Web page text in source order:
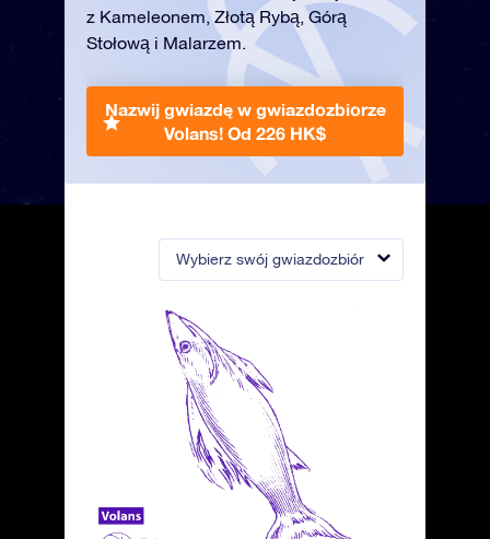
Wybierz swój gwiazdozbiór
z Kameleonem, Złotą Rybą, Górą
Stołową i Malarzem.
Nazwij gwiazdę w gwiazdozbiorze
Volans! Od 226 HK$